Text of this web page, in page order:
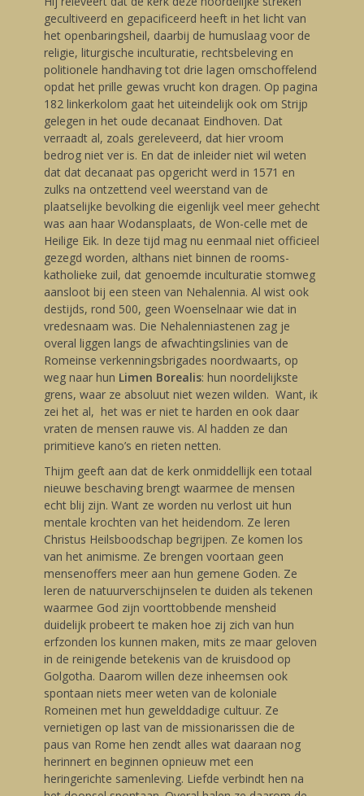
gecultiveerd en gepacificeerd heeft in het licht van
het openbaringsheil, daarbij de humuslaag voor de
religie, liturgische inculturatie, rechtsbeleving en
politionele handhaving tot drie lagen omschoffelend
opdat het prille gewas vrucht kon dragen. Op pagina
182 linkerkolom gaat het uiteindelijk ook om Strijp
gelegen in het oude decanaat Eindhoven. Dat
verraadt al, zoals gereleveerd, dat hier vroom
bedrog niet ver is. En dat de inleider niet wil weten
dat dat decanaat pas opgericht werd in 1571 en
zulks na ontzettend veel weerstand van de
plaatselijke bevolking die eigenlijk veel meer gehecht
was aan haar Wodansplaats, de Won-celle met de
Heilige Eik. In deze tijd mag nu eenmaal niet officieel
gezegd worden, althans niet binnen de rooms-
katholieke zuil, dat genoemde inculturatie stomweg
aansloot bij een steen van Nehalennia. Al wist ook
destijds, rond 500, geen Woenselnaar wie dat in
vredesnaam was. Die Nehalenniastenen zag je
overal liggen langs de afwachtingslinies van de
Romeinse verkenningsbrigades noordwaarts, op
weg naar hun Limen Borealis: hun noordelijkste
grens, waar ze absoluut niet wezen wilden. Want, ik
zei het al, het was er niet te harden en ook daar
vraten de mensen rauwe vis. Al hadden ze dan
primitieve kano’s en rieten netten.
Thijm geeft aan dat de kerk onmiddellijk een totaal
nieuwe beschaving brengt waarmee de mensen
echt blij zijn. Want ze worden nu verlost uit hun
mentale krochten van het heidendom. Ze leren
Christus Heilsboodschap begrijpen. Ze komen los
van het animisme. Ze brengen voortaan geen
mensenoffers meer aan hun gemene Goden. Ze
leren de natuurverschijnselen te duiden als tekenen
waarmee God zijn voorttobbende mensheid
duidelijk probeert te maken hoe zij zich van hun
erfzonden los kunnen maken, mits ze maar geloven
in de reinigende betekenis van de kruisdood op
Golgotha. Daarom willen deze inheemsen ook
spontaan niets meer weten van de koloniale
Romeinen met hun gewelddadige cultuur. Ze
vernietigen op last van de missionarissen die de
paus van Rome hen zendt alles wat daaraan nog
herinnert en beginnen opnieuw met een
heringerichte samenleving. Liefde verbindt hen na